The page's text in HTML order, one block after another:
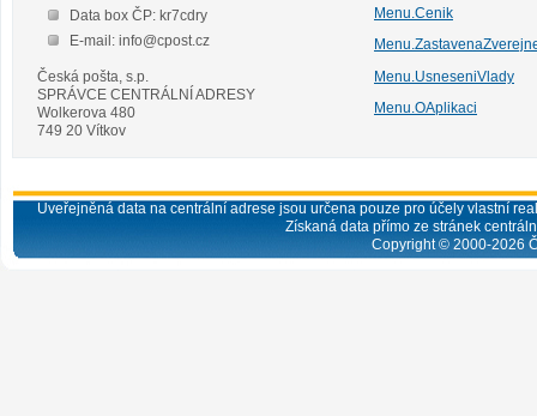
Data box ČP: kr7cdry
E-mail: info@cpost.cz
Česká pošta, s.p.
SPRÁVCE CENTRÁLNÍ ADRESY
Wolkerova 480
749 20 Vítkov
Menu.Cenik
Menu.UsneseniVlady
Menu.OAplikaci
Uveřejněná data na centrální adrese jsou určena pouze pro účely vlastní
Získaná data přímo ze stránek
Copyright © 2000-2026